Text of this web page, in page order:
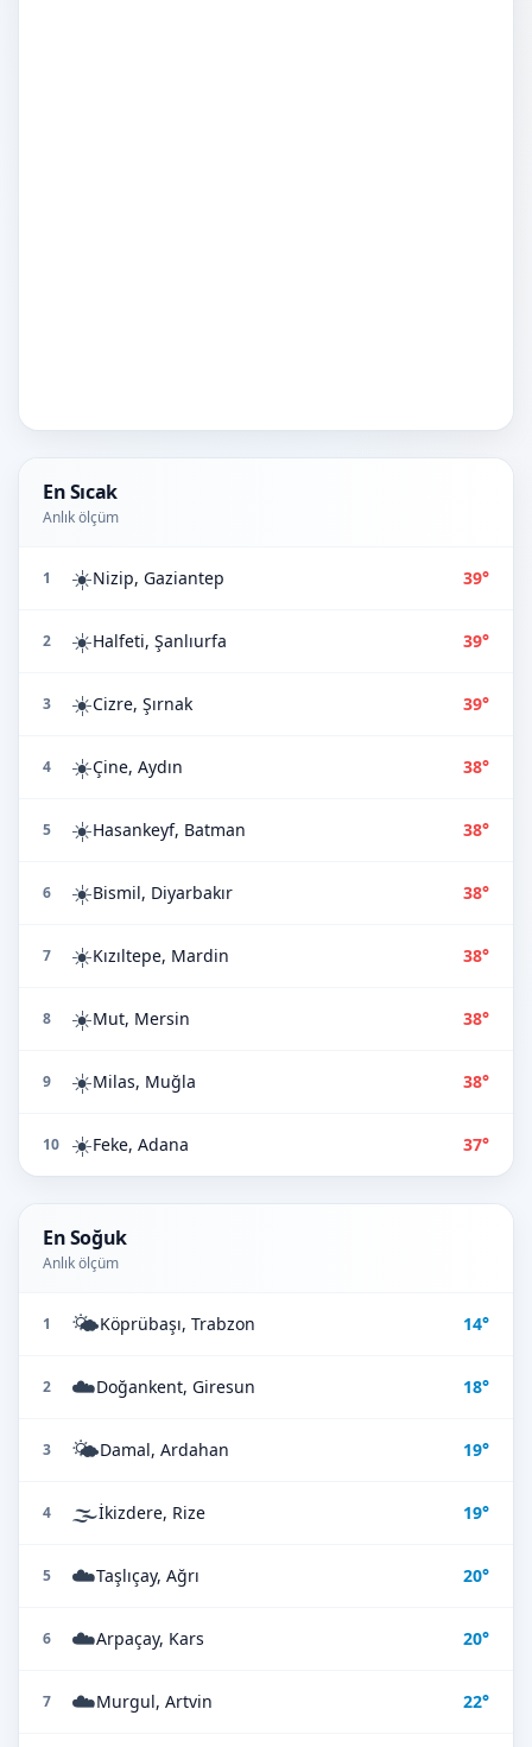
En Sıcak
Anlık ölçüm
1 ☀️Nizip, Gaziantep 39°
2 ☀️Halfeti, Şanlıurfa 39°
3 ☀️Cizre, Şırnak 39°
4 ☀️Çine, Aydın 38°
5 ☀️Hasankeyf, Batman 38°
6 ☀️Bismil, Diyarbakır 38°
7 ☀️Kızıltepe, Mardin 38°
8 ☀️Mut, Mersin 38°
9 ☀️Milas, Muğla 38°
10 ☀️Feke, Adana 37°
En Soğuk
Anlık ölçüm
1 🌤️Köprübaşı, Trabzon 14°
2 ☁️Doğankent, Giresun 18°
3 🌤️Damal, Ardahan 19°
4 🌫️İkizdere, Rize 19°
5 ☁️Taşlıçay, Ağrı 20°
6 ☁️Arpaçay, Kars 20°
7 ☁️Murgul, Artvin 22°